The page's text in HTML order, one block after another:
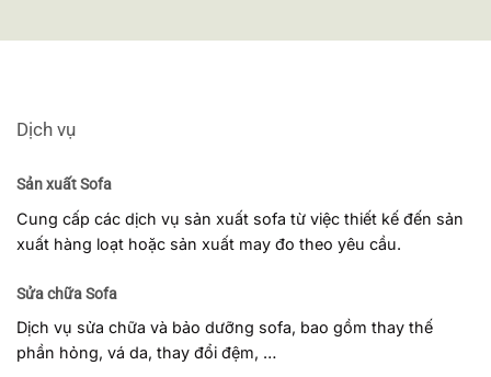
Dịch vụ
Sản xuất Sofa
Cung cấp các dịch vụ sản xuất sofa từ việc thiết kế đến sản
xuất hàng loạt hoặc sản xuất may đo theo yêu cầu.
Sửa chữa Sofa
Dịch vụ sửa chữa và bảo dưỡng sofa, bao gồm thay thế
phần hỏng, vá da, thay đổi đệm, …